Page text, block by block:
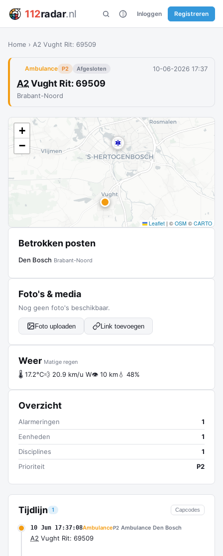
112radar.nl Inloggen Registreren
Home › A2 Vught Rit: 69509
Ambulance P2 Afgesloten 10-06-2026 17:37
A2Vught Rit: 69509
Brabant-Noord
Tijdlijn 1 Capcodes
10 Jun 17:37:08AmbulanceP2 Ambulance Den Bosch
A2 Vught Rit: 69509
+
−
Leaflet | © OSM © CARTO
Betrokken posten
Den Bosch Brabant-Noord
Foto's & media
Nog geen foto's beschikbaar.
Foto uploaden Link toevoegen
Weer Matige regen
🌡 17.2°C💨 20.9 km/u W👁 10 km💧 48%
Overzicht
Alarmeringen
1
Eenheden
1
Disciplines
1
Prioriteit
P2